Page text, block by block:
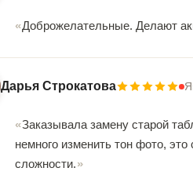
Доброжелательные. Делают
Дарья Строкатова
Заказывала замену старой
немного изменить тон фото,
сложности.